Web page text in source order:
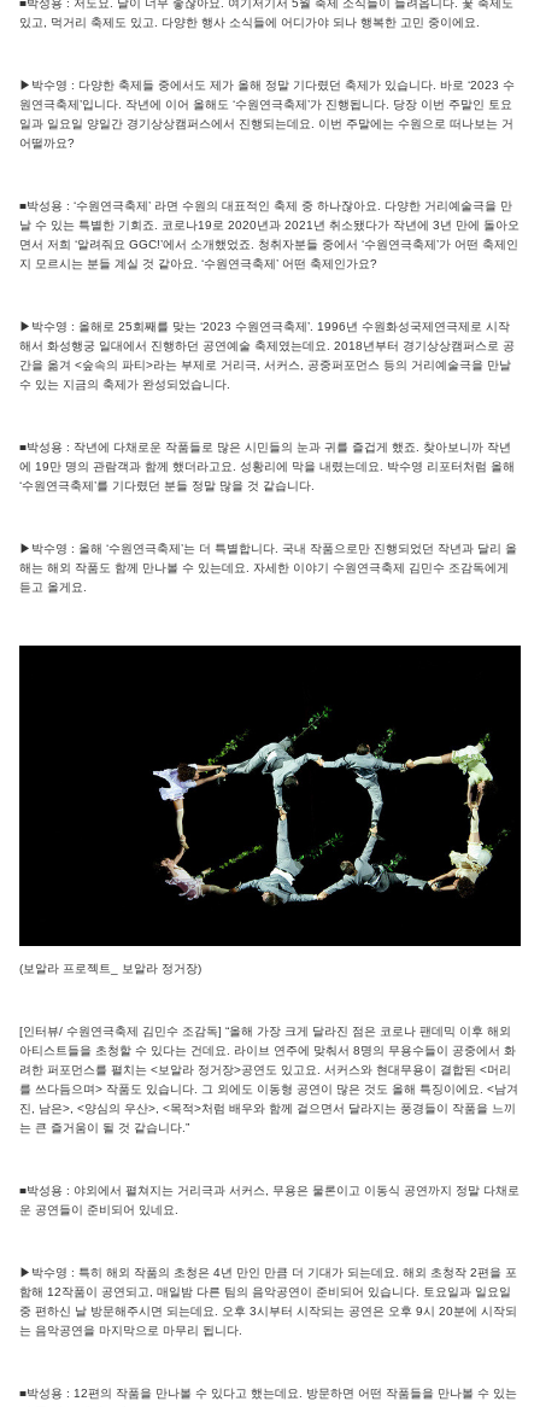
■박성용 : 저도요. 날이 너무 좋잖아요. 여기저기서 5월 축제 소식들이 들려옵니다. 꽃 축제도
있고, 먹거리 축제도 있고. 다양한 행사 소식들에 어디가야 되나 행복한 고민 중이에요.
▶박수영 : 다양한 축제들 중에서도 제가 올해 정말 기다렸던 축제가 있습니다. 바로 ‘2023 수
원연극축제’입니다. 작년에 이어 올해도 ‘수원연극축제’가 진행됩니다. 당장 이번 주말인 토요
일과 일요일 양일간 경기상상캠퍼스에서 진행되는데요. 이번 주말에는 수원으로 떠나보는 거
어떨까요?
■박성용 : ‘수원연극축제’ 라면 수원의 대표적인 축제 중 하나잖아요. 다양한 거리예술극을 만
날 수 있는 특별한 기회죠. 코로나19로 2020년과 2021년 취소됐다가 작년에 3년 만에 돌아오
면서 저희 ‘알려줘요 GGC!’에서 소개했었죠. 청취자분들 중에서 ‘수원연극축제’가 어떤 축제인
지 모르시는 분들 계실 것 같아요. ‘수원연극축제’ 어떤 축제인가요?
▶박수영 : 올해로 25회째를 맞는 ‘2023 수원연극축제’. 1996년 수원화성국제연극제로 시작
해서 화성행궁 일대에서 진행하던 공연예술 축제였는데요. 2018년부터 경기상상캠퍼스로 공
간을 옮겨 <숲속의 파티>라는 부제로 거리극, 서커스, 공중퍼포먼스 등의 거리예술극을 만날
수 있는 지금의 축제가 완성되었습니다.
■박성용 : 작년에 다채로운 작품들로 많은 시민들의 눈과 귀를 즐겁게 했죠. 찾아보니까 작년
에 19만 명의 관람객과 함께 했더라고요. 성황리에 막을 내렸는데요. 박수영 리포터처럼 올해
‘수원연극축제’를 기다렸던 분들 정말 많을 것 같습니다.
▶박수영 : 올해 ‘수원연극축제’는 더 특별합니다. 국내 작품으로만 진행되었던 작년과 달리 올
해는 해외 작품도 함께 만나볼 수 있는데요. 자세한 이야기 수원연극축제 김민수 조감독에게
듣고 올게요.
(보알라 프로젝트_ 보알라 정거장)
[인터뷰/ 수원연극축제 김민수 조감독] “올해 가장 크게 달라진 점은 코로나 팬데믹 이후 해외
아티스트들을 초청할 수 있다는 건데요. 라이브 연주에 맞춰서 8명의 무용수들이 공중에서 화
려한 퍼포먼스를 펼치는 <보알라 정거장>공연도 있고요. 서커스와 현대무용이 결합된 <머리
를 쓰다듬으며> 작품도 있습니다. 그 외에도 이동형 공연이 많은 것도 올해 특징이에요. <남겨
진, 남은>, <양심의 우산>, <목적>처럼 배우와 함께 걸으면서 달라지는 풍경들이 작품을 느끼
는 큰 즐거움이 될 것 같습니다.”
■박성용 : 야외에서 펼쳐지는 거리극과 서커스, 무용은 물론이고 이동식 공연까지 정말 다채로
운 공연들이 준비되어 있네요.
▶박수영 : 특히 해외 작품의 초청은 4년 만인 만큼 더 기대가 되는데요. 해외 초청작 2편을 포
함해 12작품이 공연되고, 매일밤 다른 팀의 음악공연이 준비되어 있습니다. 토요일과 일요일
중 편하신 날 방문해주시면 되는데요. 오후 3시부터 시작되는 공연은 오후 9시 20분에 시작되
는 음악공연을 마지막으로 마무리 됩니다.
■박성용 : 12편의 작품을 만나볼 수 있다고 했는데요. 방문하면 어떤 작품들을 만나볼 수 있는